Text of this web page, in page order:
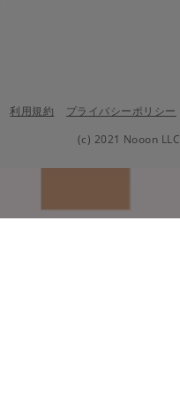
利用規約 プライバシーポリシー
(c) 2021 Nooon LLC